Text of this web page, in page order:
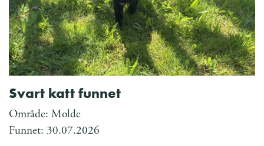
Svart katt funnet
Område: Molde
Funnet: 30.07.2026